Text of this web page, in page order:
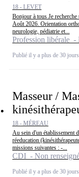
18 - LEVET
Bonjour à tous Je
Août 2026. Orientation
neurologie, pédiatrie et...
Profession libérale -
Publié il y a plus de 30 jours
Masseur /
18 - MÉREAU
Au sein d'un établissement
réeducation
missions suivantes : -...
CDI - Non
Publié il y a plus de 30 jours